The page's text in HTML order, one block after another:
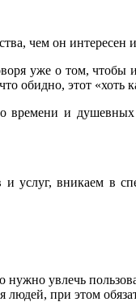
чем он интересен
уже о том,
этот «хоть
и
услуг, вникаем в
увлечь
людей, при этом